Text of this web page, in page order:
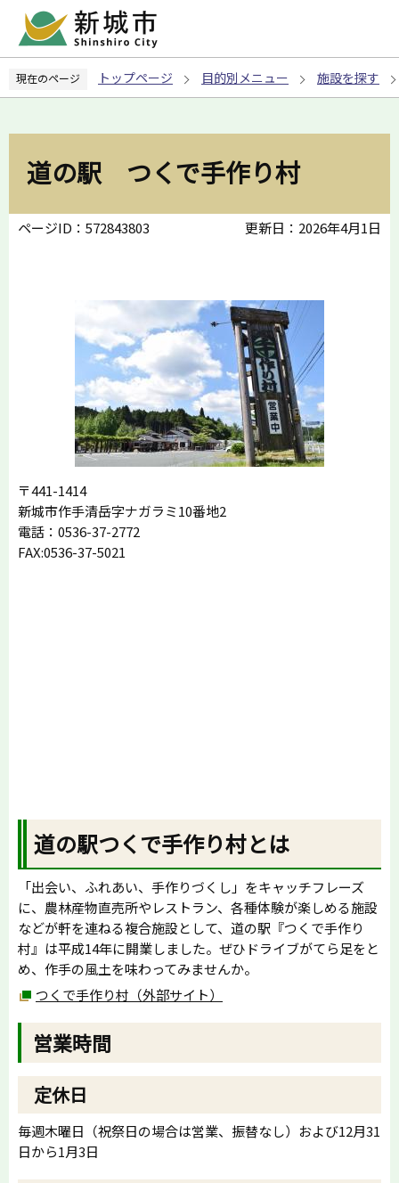
ペ
の
現在のページ トップページ 目的別メニュー 施設を探す
道の駅 つくで手作り村
ページID：572843803 更新日：2026年4月1日
〒441-1414
新城市作手清岳字ナガラミ10番地2
電話：0536-37-2772
FAX:0536-37-5021
道の駅つくで手作り村とは
「出会い、ふれあい、手作りづくし」をキャッチフレーズ
に、農林産物直売所やレストラン、各種体験が楽しめる施設
などが軒を連ねる複合施設として、道の駅『つくで手作り
村』は平成14年に開業しました。ぜひドライブがてら足をと
め、作手の風土を味わってみませんか。
つくで手作り村（外部サイト）
営業時間
定休日
毎週木曜日（祝祭日の場合は営業、振替なし）および12月31
日から1月3日